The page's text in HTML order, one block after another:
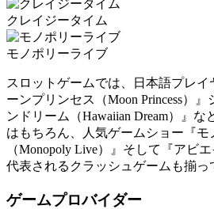
クレイジータイム
モノポリーライブ
スロットゲームでは、日本語プレ
ーンプリンセス（Moon Princess）
ンドリーム（Hawaiian Dream）』な
はもちろん、人気ゲームショー『モ
（Monopoly Live）』そして『アビ
代表されるクラッシュゲームも揃っ
ゲームプロバイダー